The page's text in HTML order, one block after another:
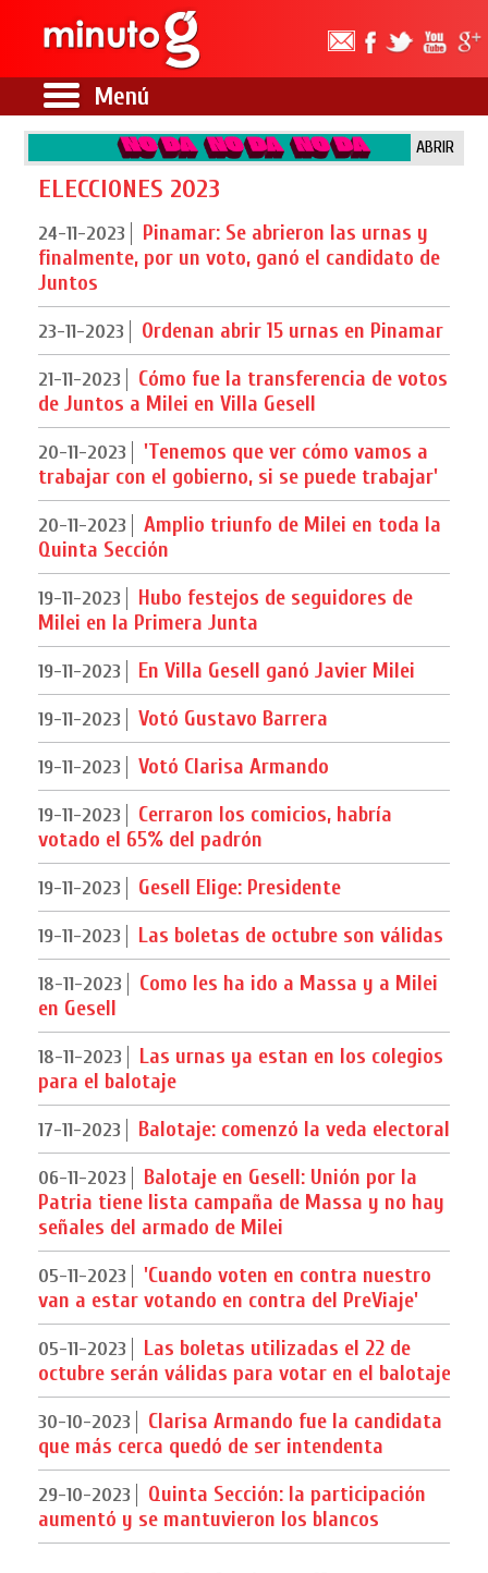
Menú
ABRIR
ELECCIONES 2023
24-11-2023
Pinamar: Se abrieron las urnas y
finalmente, por un voto, ganó el candidato de
Juntos
23-11-2023 Ordenan abrir 15 urnas en Pinamar
21-11-2023
Cómo fue la transferencia de votos
de Juntos a Milei en Villa Gesell
20-11-2023
'Tenemos que ver cómo vamos a
trabajar con el gobierno, si se puede trabajar'
20-11-2023
Amplio triunfo de Milei en toda la
Quinta Sección
19-11-2023
Hubo festejos de seguidores de
Milei en la Primera Junta
19-11-2023 En Villa Gesell ganó Javier Milei
19-11-2023 Votó Gustavo Barrera
19-11-2023 Votó Clarisa Armando
19-11-2023
Cerraron los comicios, habría
votado el 65% del padrón
19-11-2023 Gesell Elige: Presidente
19-11-2023 Las boletas de octubre son válidas
18-11-2023
Como les ha ido a Massa y a Milei
en Gesell
18-11-2023
Las urnas ya estan en los colegios
para el balotaje
17-11-2023 Balotaje: comenzó la veda electoral
06-11-2023
Balotaje en Gesell: Unión por la
Patria tiene lista campaña de Massa y no hay
señales del armado de Milei
05-11-2023
'Cuando voten en contra nuestro
van a estar votando en contra del PreViaje'
05-11-2023
Las boletas utilizadas el 22 de
octubre serán válidas para votar en el balotaje
30-10-2023
Clarisa Armando fue la candidata
que más cerca quedó de ser intendenta
29-10-2023
Quinta Sección: la participación
aumentó y se mantuvieron los blancos